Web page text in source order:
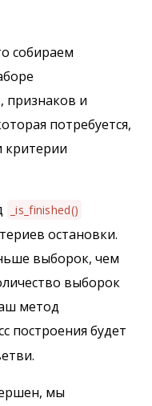
собираем
признаков и
потребуется,
_is_finished()
остановки.
выборок, чем
выборок
метод
построения будет
мы